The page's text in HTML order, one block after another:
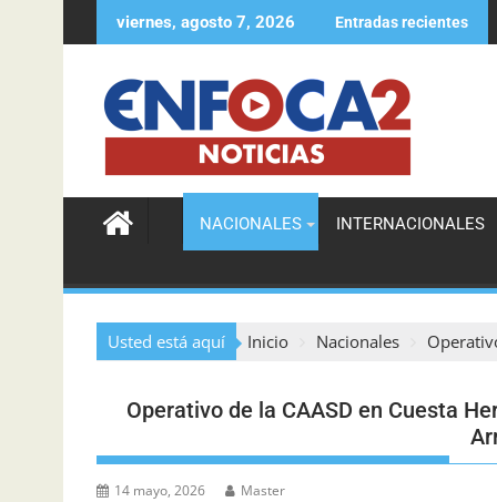
viernes, agosto 7, 2026 Entradas recientes
Agente de la DIGESETT ayuda a localizar a mujer
NACIONALES INTERNACIONALES
Usted está aquí Inicio Nacionales
Operativo de la CAASD en Cuesta
14 mayo, 2026 Master